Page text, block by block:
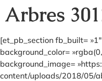
Arbres
[et_pb_section fb_built=
background_color=
background_image=
content/uploads/2018/05/